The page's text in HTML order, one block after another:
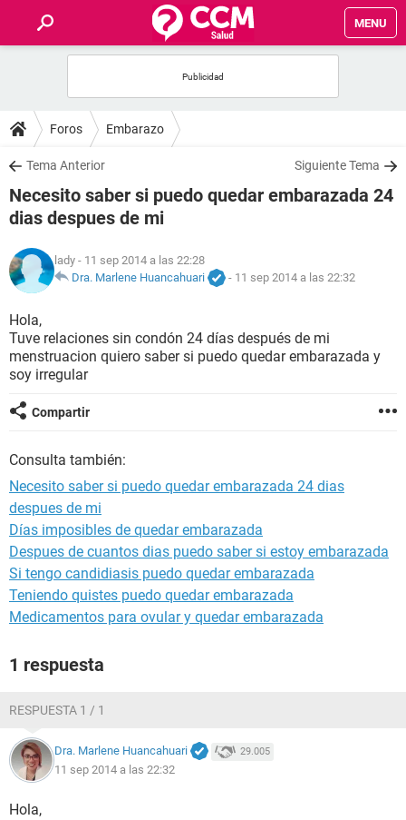
MENU
FOROS
SALUD
FAMILIA
NUTRICIÓN
SEXUALIDAD
Foros Embarazo
Tema Anterior Siguiente Tema
Necesito saber si puedo quedar embarazada 24
dias despues de mi
lady - 11 sep 2014 a las 22:28
Dra. Marlene Huancahuari
- 11 sep 2014 a las 22:32
Hola,
Tuve relaciones sin condón 24 días después de mi
menstruacion quiero saber si puedo quedar embarazada y
soy irregular
Compartir
Consulta también:
Necesito saber si puedo quedar embarazada 24 dias
despues de mi
Días imposibles de quedar embarazada
Despues de cuantos dias puedo saber si estoy embarazada
Si tengo candidiasis puedo quedar embarazada
Teniendo quistes puedo quedar embarazada
Medicamentos para ovular y quedar embarazada
1 respuesta
RESPUESTA 1 / 1
Dra. Marlene Huancahuari 29.005
11 sep 2014 a las 22:32
Hola,